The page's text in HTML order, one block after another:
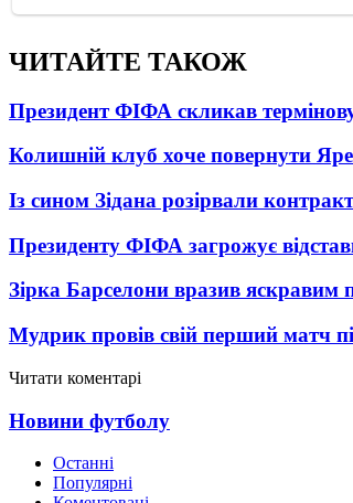
ЧИТАЙТЕ ТАКОЖ
Президент ФІФА скликав
Колишній клуб хоче повернути
Із сином Зідана розірвали контракт
Президенту ФІФА загрожує
Зірка Барселони вразив яскравим
Мудрик провів свій перший матч
Читати коментарі
Новини футболу
Останні
Популярні